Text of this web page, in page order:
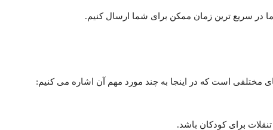
سریع ترین زمان ممکن برای شما ارسال کنیم.
مختلفی است که در اینجا به چند مورد مهم آن اشاره می کنیم: